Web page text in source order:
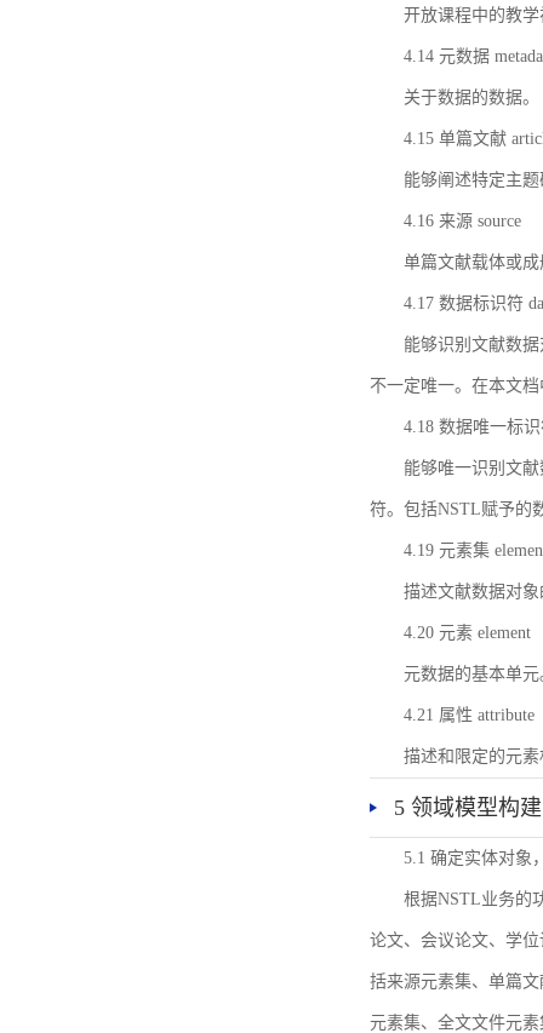
开放课程中的教
4.14 元数据
关于数据的数据。
4.15 单篇文献
能够阐述特定主
4.16 来源 source
单篇文献载体或
4.17 数据标识符
能够识别文献数
不一定唯一。在本文
4.18 数据唯一标
能够唯一识别文
符。包括NSTL赋予的
4.19 元素集
描述文献数据对
4.20 元素 element
元数据的基本单元
4.21 属性 attribute
描述和限定的元
5 领域模型构建
5.1 确定实体对象
根据NSTL业务的
论文、会议论文、学
括来源元素集、单篇
元素集、全文文件元